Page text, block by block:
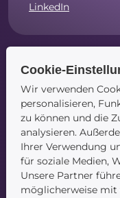
LinkedIn
Navigation
Startseite
Blog
Kontakt
Cookie-
Wir verwenden
personalisieren,
zu können und die
analysieren.
Ihrer Verwendung
für soziale Medien,
Unsere Partner
möglicherweise mit